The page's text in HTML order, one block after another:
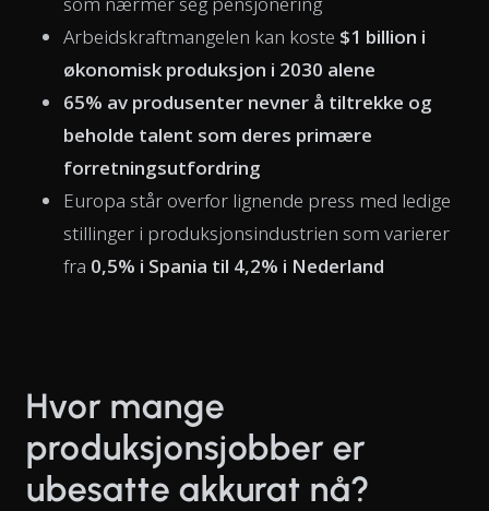
Arbeidskraftmangelen kan koste $1 billion i
økonomisk produksjon i 2030 alene
65% av produsenter nevner å tiltrekke og
beholde talent som deres primære
forretningsutfordring
Europa står overfor lignende press med ledige
stillinger i produksjonsindustrien som varierer
fra 0,5% i Spania til 4,2% i Nederland
Hvor mange
produksjonsjobber er
ubesatte akkurat nå?